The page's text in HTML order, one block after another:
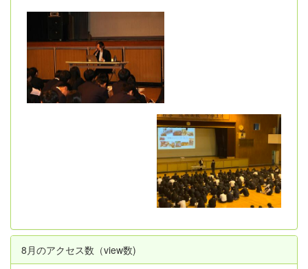
8月のアクセス数（view数)